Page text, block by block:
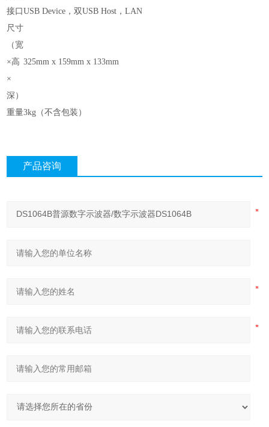
接口USB Device，双USB Host，LAN
尺寸
（宽
×高
×
深）
325mm x 159mm x 133mm
重量3kg（不含包装）
产品咨询